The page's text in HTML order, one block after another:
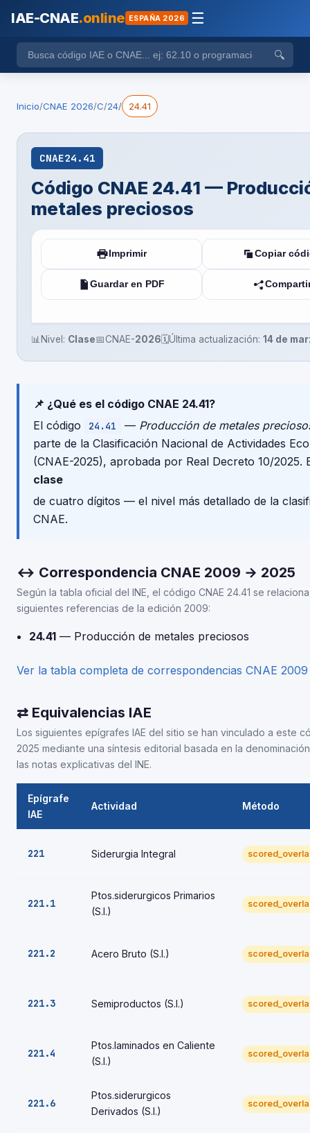
IAE-CNAE.online ESPAÑA 2026 ☰
🔍
Inicio/CNAE 2026/C/24/ 24.41
CNAE24.41
Código CNAE 24.41 —
metales preciosos
Imprimir Copiar
Guardar en PDF
📊Nivel: Clase📅CNAE-2026🗓️Última actualización: 14 de
📌 ¿Qué es el código CNAE 24.41?
El código
24.41 — Producción de metales
parte de la Clasificación Nacional de Actividades
(CNAE-2025), aprobada por Real Decreto 10/2025.
clase
de cuatro dígitos — el nivel más detallado de la
CNAE.
↔ Correspondencia CNAE 2009 → 2025
Según la tabla oficial del INE, el código CNAE 24.41 se
siguientes referencias de la edición 2009:
24.41— Producción de metales preciosos
Ver la tabla completa de correspondencias CNAE
⇄ Equivalencias IAE
Los siguientes epígrafes IAE del sitio se han vinculado a este
2025 mediante una síntesis editorial basada en la
las notas explicativas del INE.
Epígrafe
IAE
Actividad Método
221 Siderurgia Integral
221.1
Ptos.siderurgicos Primarios
(S.I.)
221.2 Acero Bruto (S.I.)
221.3 Semiproductos (S.I.)
221.4
Ptos.laminados en Caliente
(S.I.)
221.6
Ptos.siderurgicos
Derivados (S.I.)